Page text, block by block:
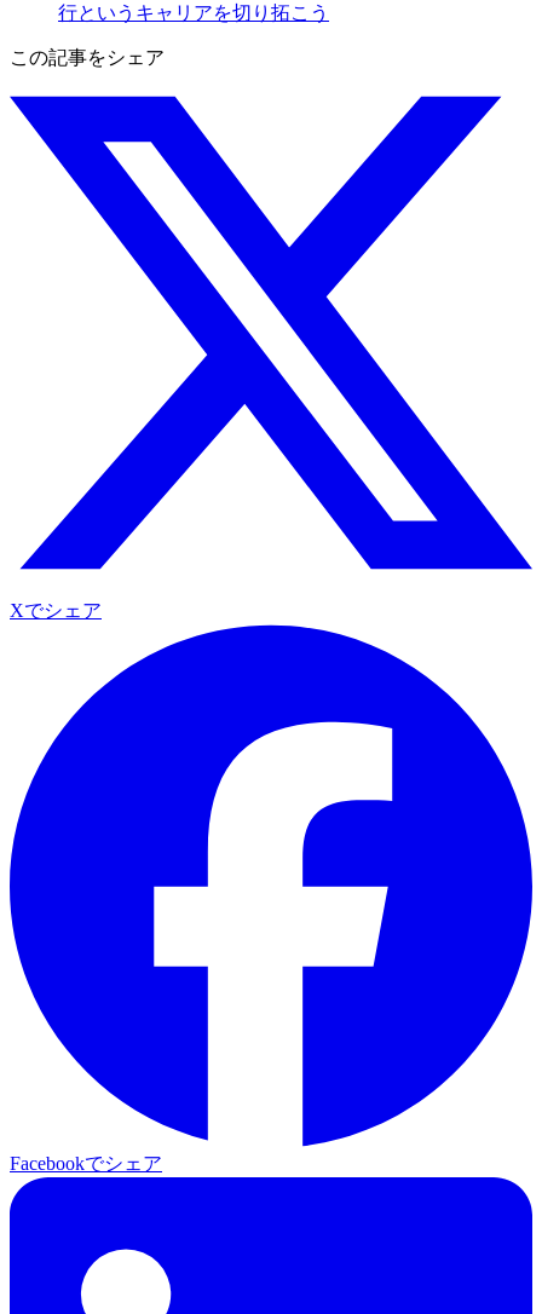
行というキャリアを切り拓こう
この記事をシェア
Xでシェア
Facebookでシェア